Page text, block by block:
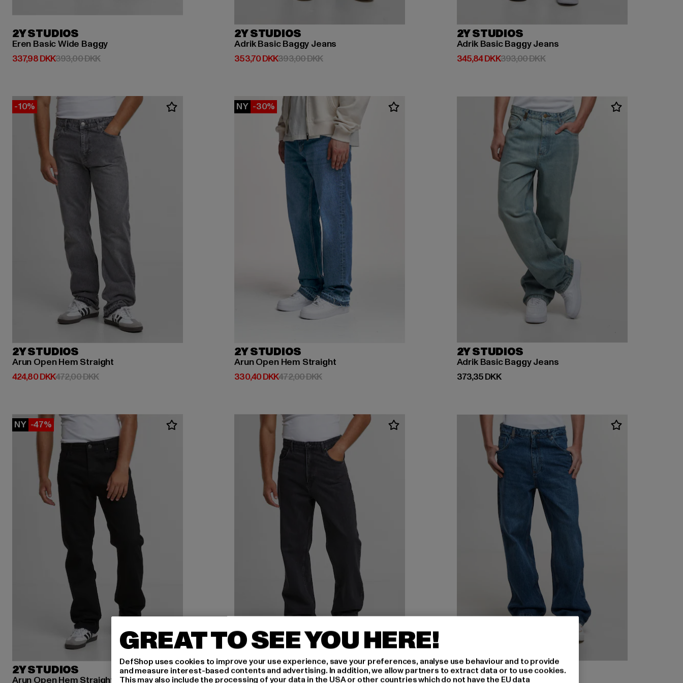
2Y STUDIOS
Eren Basic Wide Baggy
337,98 DKK
Nuværende pris: 337,98 DKK
393,00 DKKKampagnepris: 393,00 DKK
2Y STUDIOS
Adrik Basic Baggy Jeans
353,70 DKK
Nuværende pris: 353,70 DKK
393,00 DKKKampagnepris: 393,00 DKK
2Y STUDIOS
Adrik Basic Baggy Jeans
345,84 DKK
Nuværende pris: 345,84 DKK
393,00 DKKKampagnepris: 393,00 DKK
-10%
2Y STUDIOS
Arun Open Hem Straight
424,80 DKK
Nuværende pris: 424,80 DKK
472,00 DKKKampagnepris: 472,00 DKK
NY -30%
2Y STUDIOS
Arun Open Hem Straight
330,40 DKK
Nuværende pris: 330,40 DKK
472,00 DKKKampagnepris: 472,00 DKK
2Y STUDIOS
Adrik Basic Baggy Jeans
373,35 DKK
Nuværende pris: 373,35 DKK
NY -47%
2Y STUDIOS
Arun Open Hem Straight
2Y STUDIOS
Adrik Basic Baggy Jeans
2Y STUDIOS
Adrik Basic Baggy Jeans
GREAT TO SEE YOU HERE!
DefShop uses cookies to improve your use experience, save your preferences, analyse use behaviour and to provide
and measure interest-based contents and advertising. In addition, we allow partners to extract data or to use cookies.
This may also include the processing of your data in the USA or other countries which do not have the EU data